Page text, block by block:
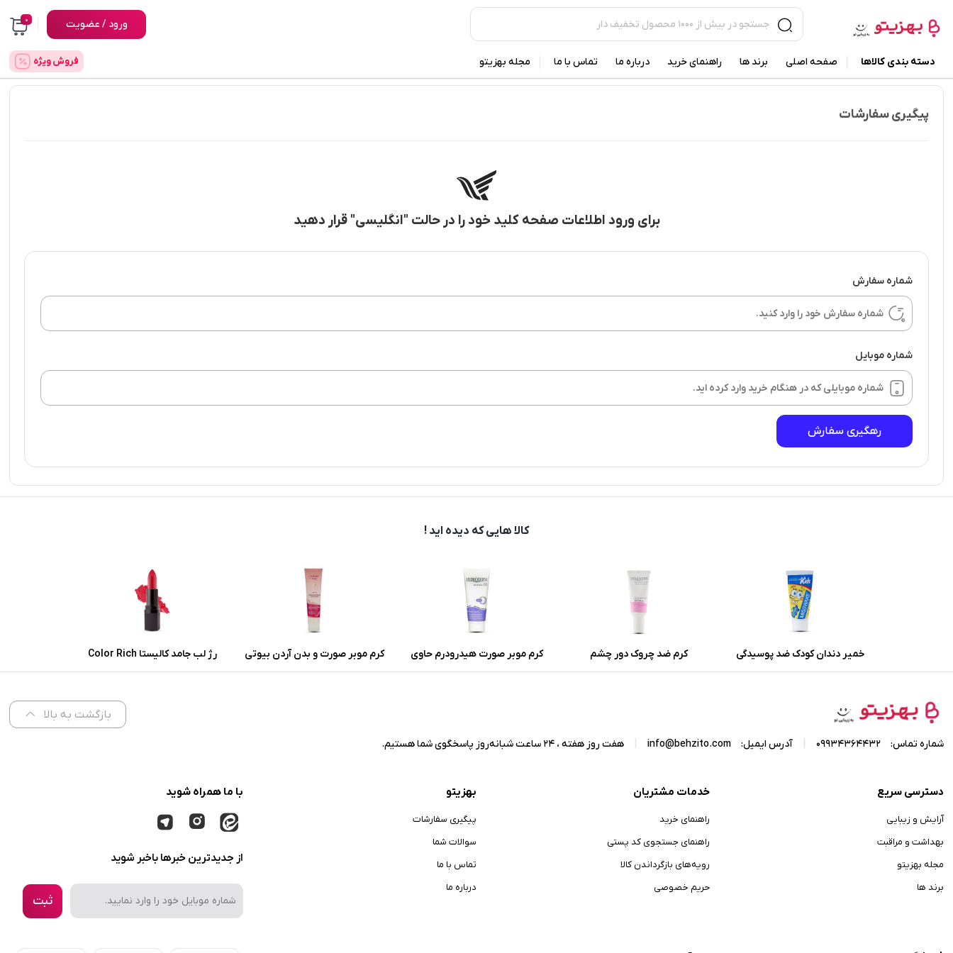
ورود / عضویت 0
دسته بندی کالاها صفحه اصلی برند ها راهنمای خرید درباره ما تماس با ما مجله بهزیتو فروش ویژه
پیگیری سفارشات
برای ورود اطلاعات صفحه کلید خود را در حالت "انگلیسی" قرار دهید
شماره سفارش
شماره موبایل
کالا هایی که دیده اید !
خمیر دندان کودک ضد پوسیدگی
میسویک باطعم موز و بلوبری
کرم ضد چروک دور چشم
هیدرودرم با خاصیت آنتی
کرم موبر صورت هیدرودرم حاوی
آلوئه ورا و گلیسیرین وزن 40 گرم
کرم موبر صورت و بدن آردن بیوتی
مدل سافت لاین پوست معمولی و
رژ لب جامد کالیستا Color Rich
شماره L57
بازگشت به بالا
شماره تماس: 09934364432 آدرس ایمیل: info@behzito.com هفت روز هفته ، 24 ساعت شبانه‌روز پاسخگوی شما هستیم.
دسترسی سریع
آرایش و زیبایی
بهداشت و مراقبت
مجله بهزیتو
برند ها
خدمات مشتریان
راهنمای خرید
راهنمای جستجوی کد پستی
رویه‌های بازگرداندن کالا
حریم خصوصی
بهزیتو
پیگیری سفارشات
سوالات شما
تماس با ما
درباره ما
با ما همراه شوید
از جدیدترین خبرها باخبر شوید
ثبت